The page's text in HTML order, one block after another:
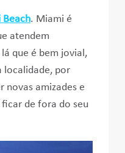
Beach. Miami é
atendem
que é bem jovial,
localidade, por
novas amizades e
de fora do seu